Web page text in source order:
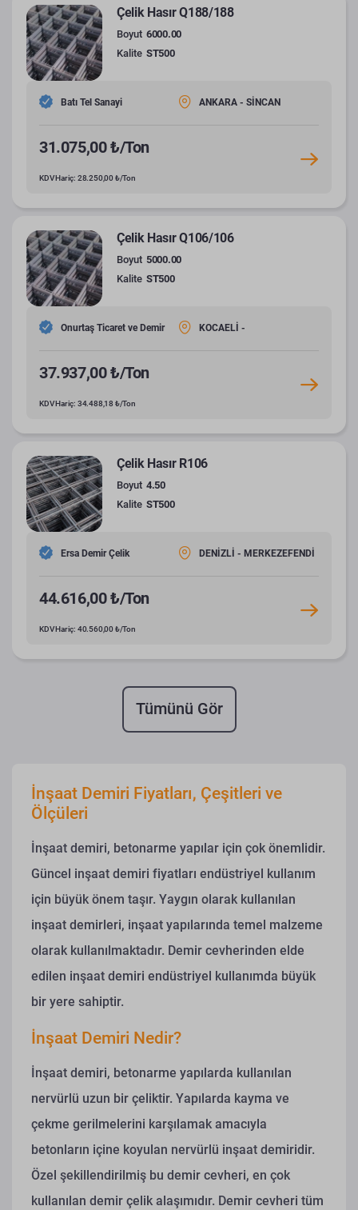
Çelik Hasır Q188/188
Boyut 6000.00
Kalite ST500
Batı Tel Sanayi ANKARA - SİNCAN
31.075,00 ₺/Ton
KDV Hariç: 28.250,00 ₺/Ton
Çelik Hasır Q106/106
Boyut 5000.00
Kalite ST500
Onurtaş Ticaret ve Demir KOCAELİ -
37.937,00 ₺/Ton
KDV Hariç: 34.488,18 ₺/Ton
Çelik Hasır R106
Boyut 4.50
Kalite ST500
Ersa Demir Çelik DENİZLİ - MERKEZEFENDİ
44.616,00 ₺/Ton
KDV Hariç: 40.560,00 ₺/Ton
Tümünü Gör
İnşaat Demiri Fiyatları, Çeşitleri ve
Ölçüleri
İnşaat demiri, betonarme yapılar için çok önemlidir.
Güncel inşaat demiri fiyatları endüstriyel kullanım
için büyük önem taşır. Yaygın olarak kullanılan
inşaat demirleri, inşaat yapılarında temel malzeme
olarak kullanılmaktadır. Demir cevherinden elde
edilen inşaat demiri endüstriyel kullanımda büyük
bir yere sahiptir.
İnşaat Demiri Nedir?
İnşaat demiri, betonarme yapılarda kullanılan
nervürlü uzun bir çeliktir. Yapılarda kayma ve
çekme gerilmelerini karşılamak amacıyla
betonların içine koyulan nervürlü inşaat demiridir.
Özel şekillendirilmiş bu demir cevheri, en çok
kullanılan demir çelik alaşımıdır. Demir cevheri tüm